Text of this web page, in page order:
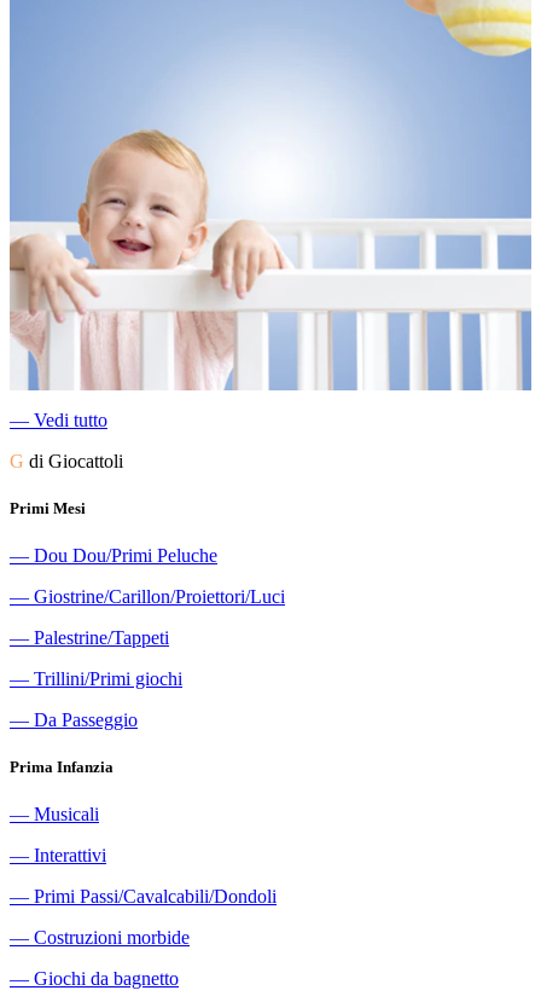
― Vedi tutto
G di Giocattoli
Primi Mesi
― Dou Dou/Primi Peluche
― Giostrine/Carillon/Proiettori/Luci
― Palestrine/Tappeti
― Trillini/Primi giochi
― Da Passeggio
Prima Infanzia
― Musicali
― Interattivi
― Primi Passi/Cavalcabili/Dondoli
― Costruzioni morbide
― Giochi da bagnetto